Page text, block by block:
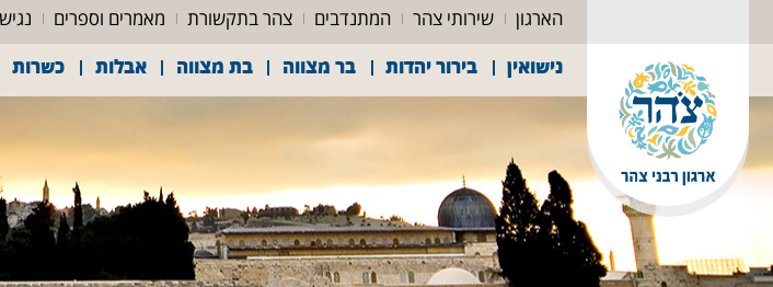
הארגון שירותי צהר המתנדבים צהר בתקשורת מאמרים וספרים
נישואין
בירור יהדות בר מצווה בת מצווה אבלות כשרות